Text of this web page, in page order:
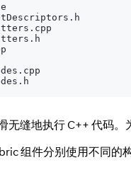
缝地执行 C++ 代码。
组件分别使用不同的